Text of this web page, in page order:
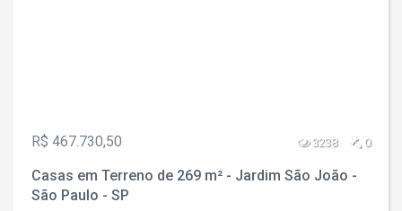
R$ 467.730,50 3238 0
Casas em Terreno de 269 m² - Jardim São João -
São Paulo - SP